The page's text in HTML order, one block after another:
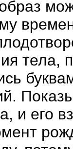
тела,
и его